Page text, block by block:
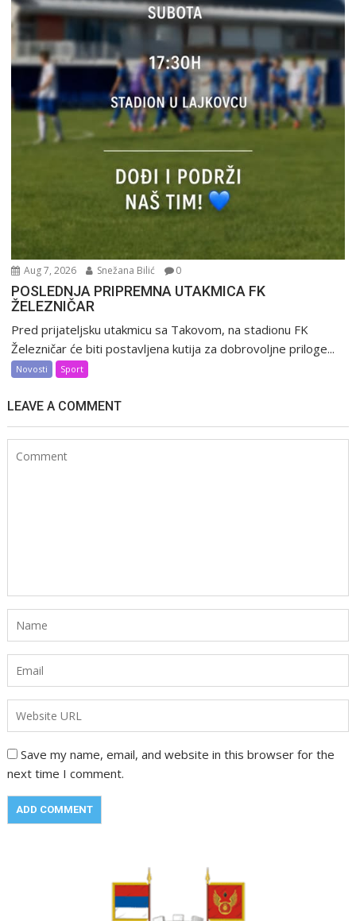
Aug 7, 2026 Snežana Bilić 0
POSLEDNJA PRIPREMNA UTAKMICA FK
ŽELEZNIČAR
Pred prijateljsku utakmicu sa Takovom, na stadionu FK
Železničar će biti postavljena kutija za dobrovoljne priloge...
Novosti Sport
LEAVE A COMMENT
Save my name, email, and website in this browser for the
next time I comment.